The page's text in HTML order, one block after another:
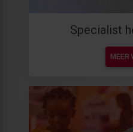
Specialist
MEER